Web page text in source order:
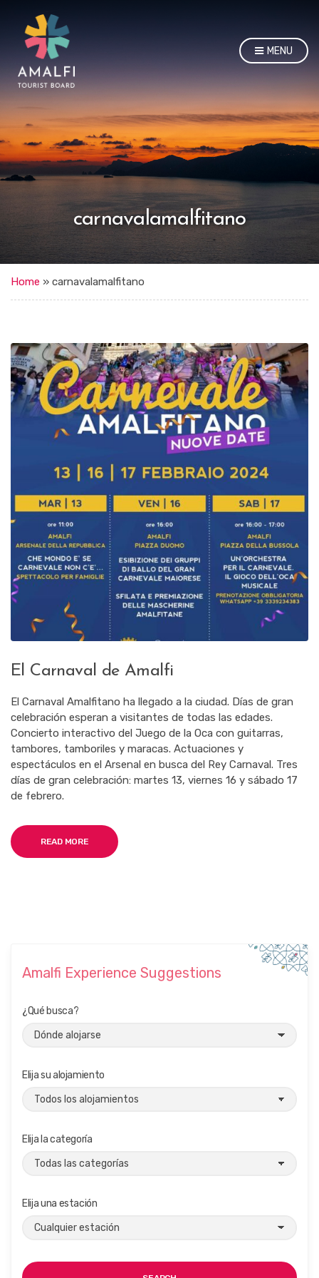
MENU
carnavalamalfitano
Home » carnavalamalfitano
El Carnaval de Amalfi
El Carnaval Amalfitano ha llegado a la ciudad. Días de gran
celebración esperan a visitantes de todas las edades.
Concierto interactivo del Juego de la Oca con guitarras,
tambores, tamboriles y maracas. Actuaciones y
espectáculos en el Arsenal en busca del Rey Carnaval. Tres
días de gran celebración: martes 13, viernes 16 y sábado 17
de febrero.
READ MORE
Amalfi Experience Suggestions
¿Qué busca?
Elija su alojamiento
Elija la categoría
Elija una estación